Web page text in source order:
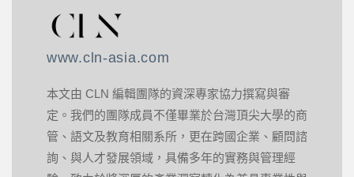
www.cln-asia.com
本文由 CLN 編輯團隊的資深專家協力撰寫與審
定。我們的團隊成員不僅畢業於台灣頂尖大學的商
管、語文及教育相關系所，更在跨國企業、顧問諮
詢、與人才發展領域，具備多年的實務與管理經